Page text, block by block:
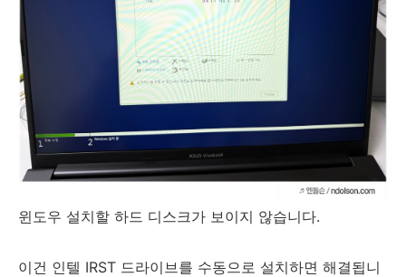
윈도우 설치할 하드 디스크가 보이지 않습니다.
이건 인텔 IRST 드라이브를 수동으로 설치하면 해결됩니